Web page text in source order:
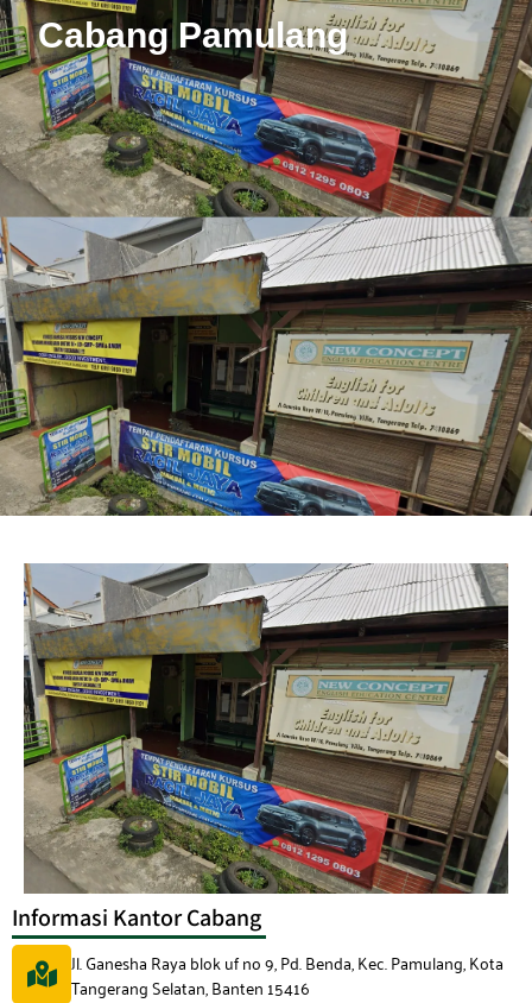
Cabang Pamulang
Informasi Kantor Cabang
Jl. Ganesha Raya blok uf no 9, Pd. Benda, Kec. Pamulang, Kota
Tangerang Selatan, Banten 15416